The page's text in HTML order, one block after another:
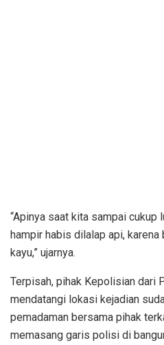
“Apinya saat kita sampai cukup
hampir habis dilalap api, karena
kayu,” ujarnya.
Terpisah, pihak Kepolisian dari
mendatangi lokasi kejadian
pemadaman bersama pihak
memasang garis polisi di